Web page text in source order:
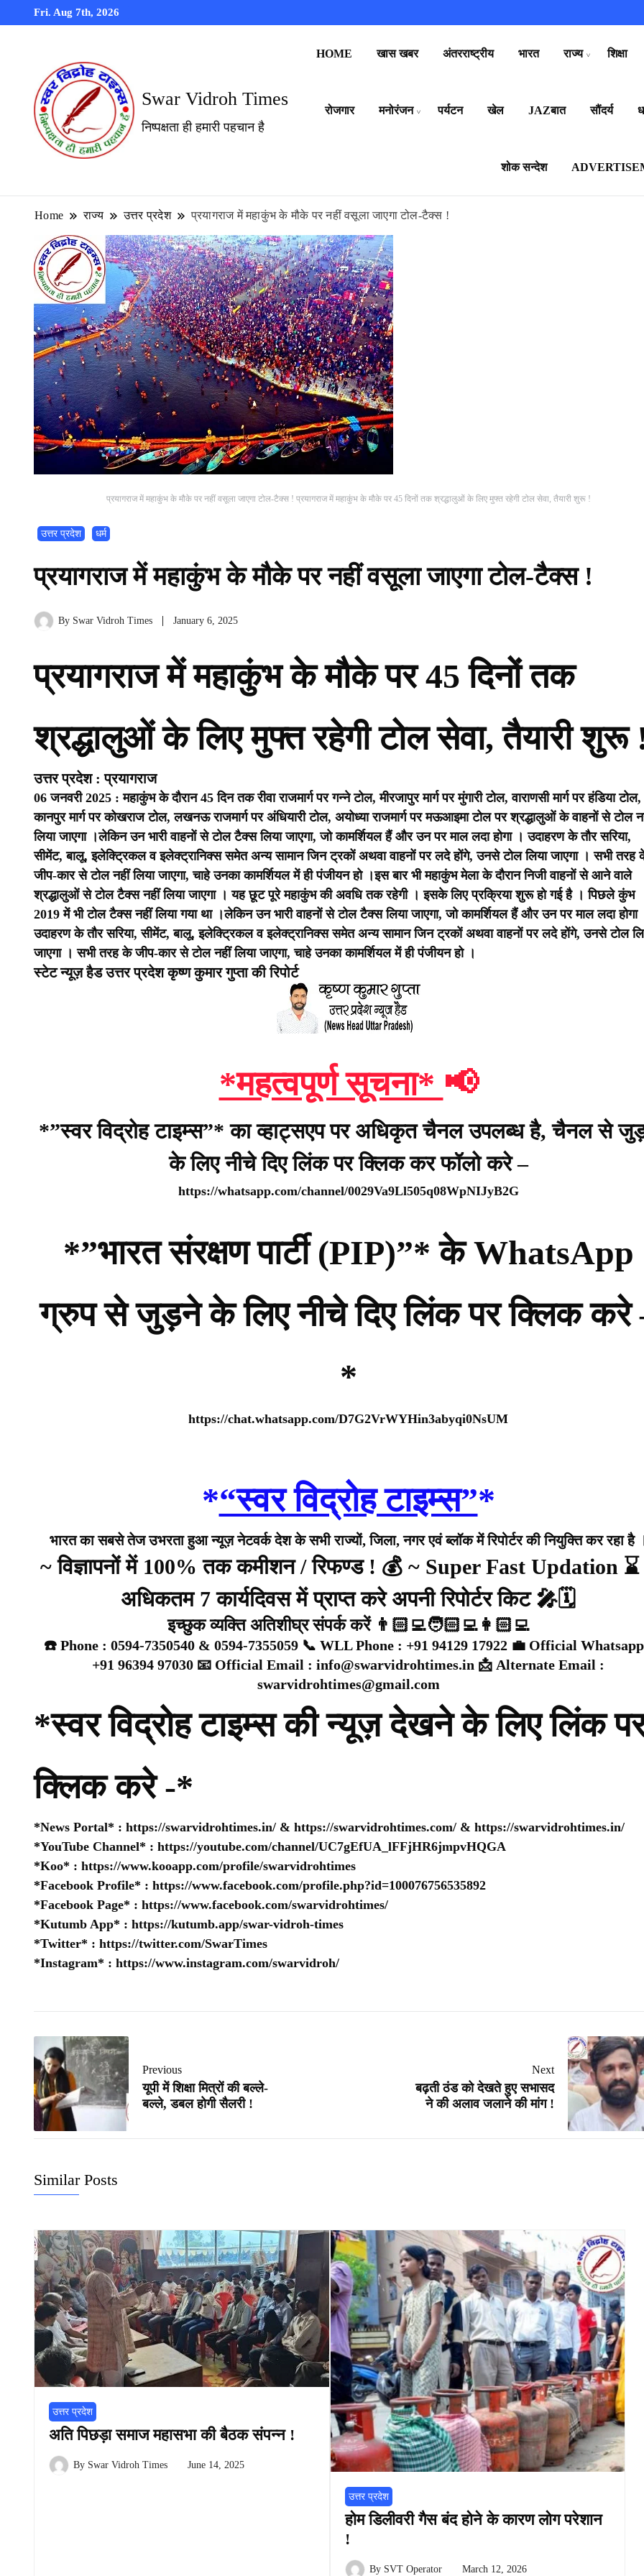
Fri. Aug 7th, 2026
Swar Vidroh Times
निष्पक्षता ही हमारी पहचान है
HOME खास खबर अंतरराष्ट्रीय भारत राज्य शिक्षा
रोजगार मनोरंजन पर्यटन खेल JAZबात सौंदर्य
शोक सन्देश
Home राज्य उत्तर प्रदेश प्रयागराज में महाकुंभ के मौके पर नहीं वसूला जाएगा टोल-टैक्स !
प्रयागराज में महाकुंभ के मौके पर नहीं वसूला जाएगा टोल-टैक्स ! प्रयागराज में महाकुंभ के मौके पर 45 दिनों तक श्रद्धालुओं के लिए मुफ्त रहेगी टोल सेवा, तैयारी शुरू !
उत्तर प्रदेश धर्म
प्रयागराज में महाकुंभ के मौके पर नहीं वसूला जाएगा टोल-टैक्स !
By Swar Vidroh Times January 6, 2025
प्रयागराज में महाकुंभ के मौके पर 45 दिनों तक
श्रद्धालुओं के लिए मुफ्त रहेगी टोल सेवा, तैयारी शुरू
उत्तर प्रदेश : प्रयागराज
06 जनवरी 2025 : महाकुंभ के दौरान 45 दिन तक रीवा राजमार्ग पर गन्ने टोल, मीरजापुर मार्ग पर मुंगारी टोल, वाराणसी मार्ग पर हंडिया टोल,
कानपुर मार्ग पर कोखराज टोल, लखनऊ राजमार्ग पर अंधियारी टोल, अयोध्या राजमार्ग पर मऊआइमा टोल पर श्रद्धालुओं के वाहनों से टोल
लिया जाएगा ।लेकिन उन भारी वाहनों से टोल टैक्स लिया जाएगा, जो कामर्शियल हैं और उन पर माल लदा होगा । उदाहरण के तौर सरिया,
सीमेंट, बालू, इलेक्ट्रिकल व इलेक्ट्रानिक्स समेत अन्य सामान जिन ट्रकों अथवा वाहनों पर लदे होंगे, उनसे टोल लिया जाएगा । सभी तरह
जीप-कार से टोल नहीं लिया जाएगा, चाहे उनका कामर्शियल में ही पंजीयन हो ।इस बार भी महाकुंभ मेला के दौरान निजी वाहनों से आने वाले
श्रद्धालुओं से टोल टैक्स नहीं लिया जाएगा । यह छूट पूरे महाकुंभ की अवधि तक रहेगी । इसके लिए प्रक्रिया शुरू हो गई है । पिछले कुंभ
2019 में भी टोल टैक्स नहीं लिया गया था ।लेकिन उन भारी वाहनों से टोल टैक्स लिया जाएगा, जो कामर्शियल हैं और उन पर माल लदा होगा
उदाहरण के तौर सरिया, सीमेंट, बालू, इलेक्ट्रिकल व इलेक्ट्रानिक्स समेत अन्य सामान जिन ट्रकों अथवा वाहनों पर लदे होंगे, उनसे टोल
जाएगा । सभी तरह के जीप-कार से टोल नहीं लिया जाएगा, चाहे उनका कामर्शियल में ही पंजीयन हो ।
स्टेट न्यूज़ हैड उत्तर प्रदेश कृष्ण कुमार गुप्ता की रिपोर्ट
*महत्वपूर्ण सूचना* 📢
*”स्वर विद्रोह टाइम्स”* का व्हाट्सएप पर अधिकृत चैनल उपलब्ध है, चैनल से
के लिए नीचे दिए लिंक पर क्लिक कर फॉलो करे –
https://whatsapp.com/channel/0029Va9Ll505q08WpNIJyB2G
*”भारत संरक्षण पार्टी (PIP)”* के WhatsApp
ग्रुप से जुड़ने के लिए नीचे दिए लिंक पर क्लिक करे
*
https://chat.whatsapp.com/D7G2VrWYHin3abyqi0NsUM
*“स्वर विद्रोह टाइम्स”*
भारत का सबसे तेज उभरता हुआ न्यूज़ नेटवर्क देश के सभी राज्यों, जिला, नगर एवं ब्लॉक में रिपोर्टर की नियुक्ति कर रहा है
~ विज्ञापनों में 100% तक कमीशन / रिफण्ड ! 💰 ~ Super Fast Updation
अधिकतम 7 कार्यदिवस में प्राप्त करे अपनी रिपोर्टर किट 🎤🗓️
इच्छुक व्यक्ति अतिशीघ्र संपर्क करें 👨🏻‍💻🧑🏻‍💻👩🏻‍💻
☎️ Phone : 0594-7350540 & 0594-7355059 📞 WLL Phone : +91 94129 17922 💼 Official
+91 96394 97030 📧 Official Email : info@swarvidrohtimes.in 📩 Alternate Email :
swarvidrohtimes@gmail.com
*स्वर विद्रोह टाइम्स की न्यूज़ देखने के लिए लिंक
क्लिक करे -*
*News Portal* : https://swarvidrohtimes.in/ & https://swarvidrohtimes.com/ & https://swarvidrohtimes.in/
*YouTube Channel* : https://youtube.com/channel/UC7gEfUA_lFFjHR6jmpvHQGA
*Koo* : https://www.kooapp.com/profile/swarvidrohtimes
*Facebook Profile* : https://www.facebook.com/profile.php?id=100076756535892
*Facebook Page* : https://www.facebook.com/swarvidrohtimes/
*Kutumb App* : https://kutumb.app/swar-vidroh-times
*Twitter* : https://twitter.com/SwarTimes
*Instagram* : https://www.instagram.com/swarvidroh/
Previous
यूपी में शिक्षा मित्रों की बल्ले-
बल्ले, डबल होगी सैलरी !
Next
बढ़ती ठंड को देखते हुए सभासद
ने की अलाव जलाने की मांग !
Similar Posts
उत्तर प्रदेश
अति पिछड़ा समाज महासभा की बैठक संपन्न !
By Swar Vidroh Times June 14, 2025
उत्तर प्रदेश
होम डिलीवरी गैस बंद होने के कारण लोग परेशान
!
By SVT Operator March 12, 2026